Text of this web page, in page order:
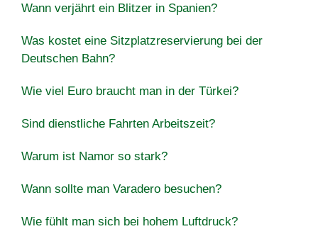
Wann verjährt ein Blitzer in Spanien?
Was kostet eine Sitzplatzreservierung bei der
Deutschen Bahn?
Wie viel Euro braucht man in der Türkei?
Sind dienstliche Fahrten Arbeitszeit?
Warum ist Namor so stark?
Wann sollte man Varadero besuchen?
Wie fühlt man sich bei hohem Luftdruck?